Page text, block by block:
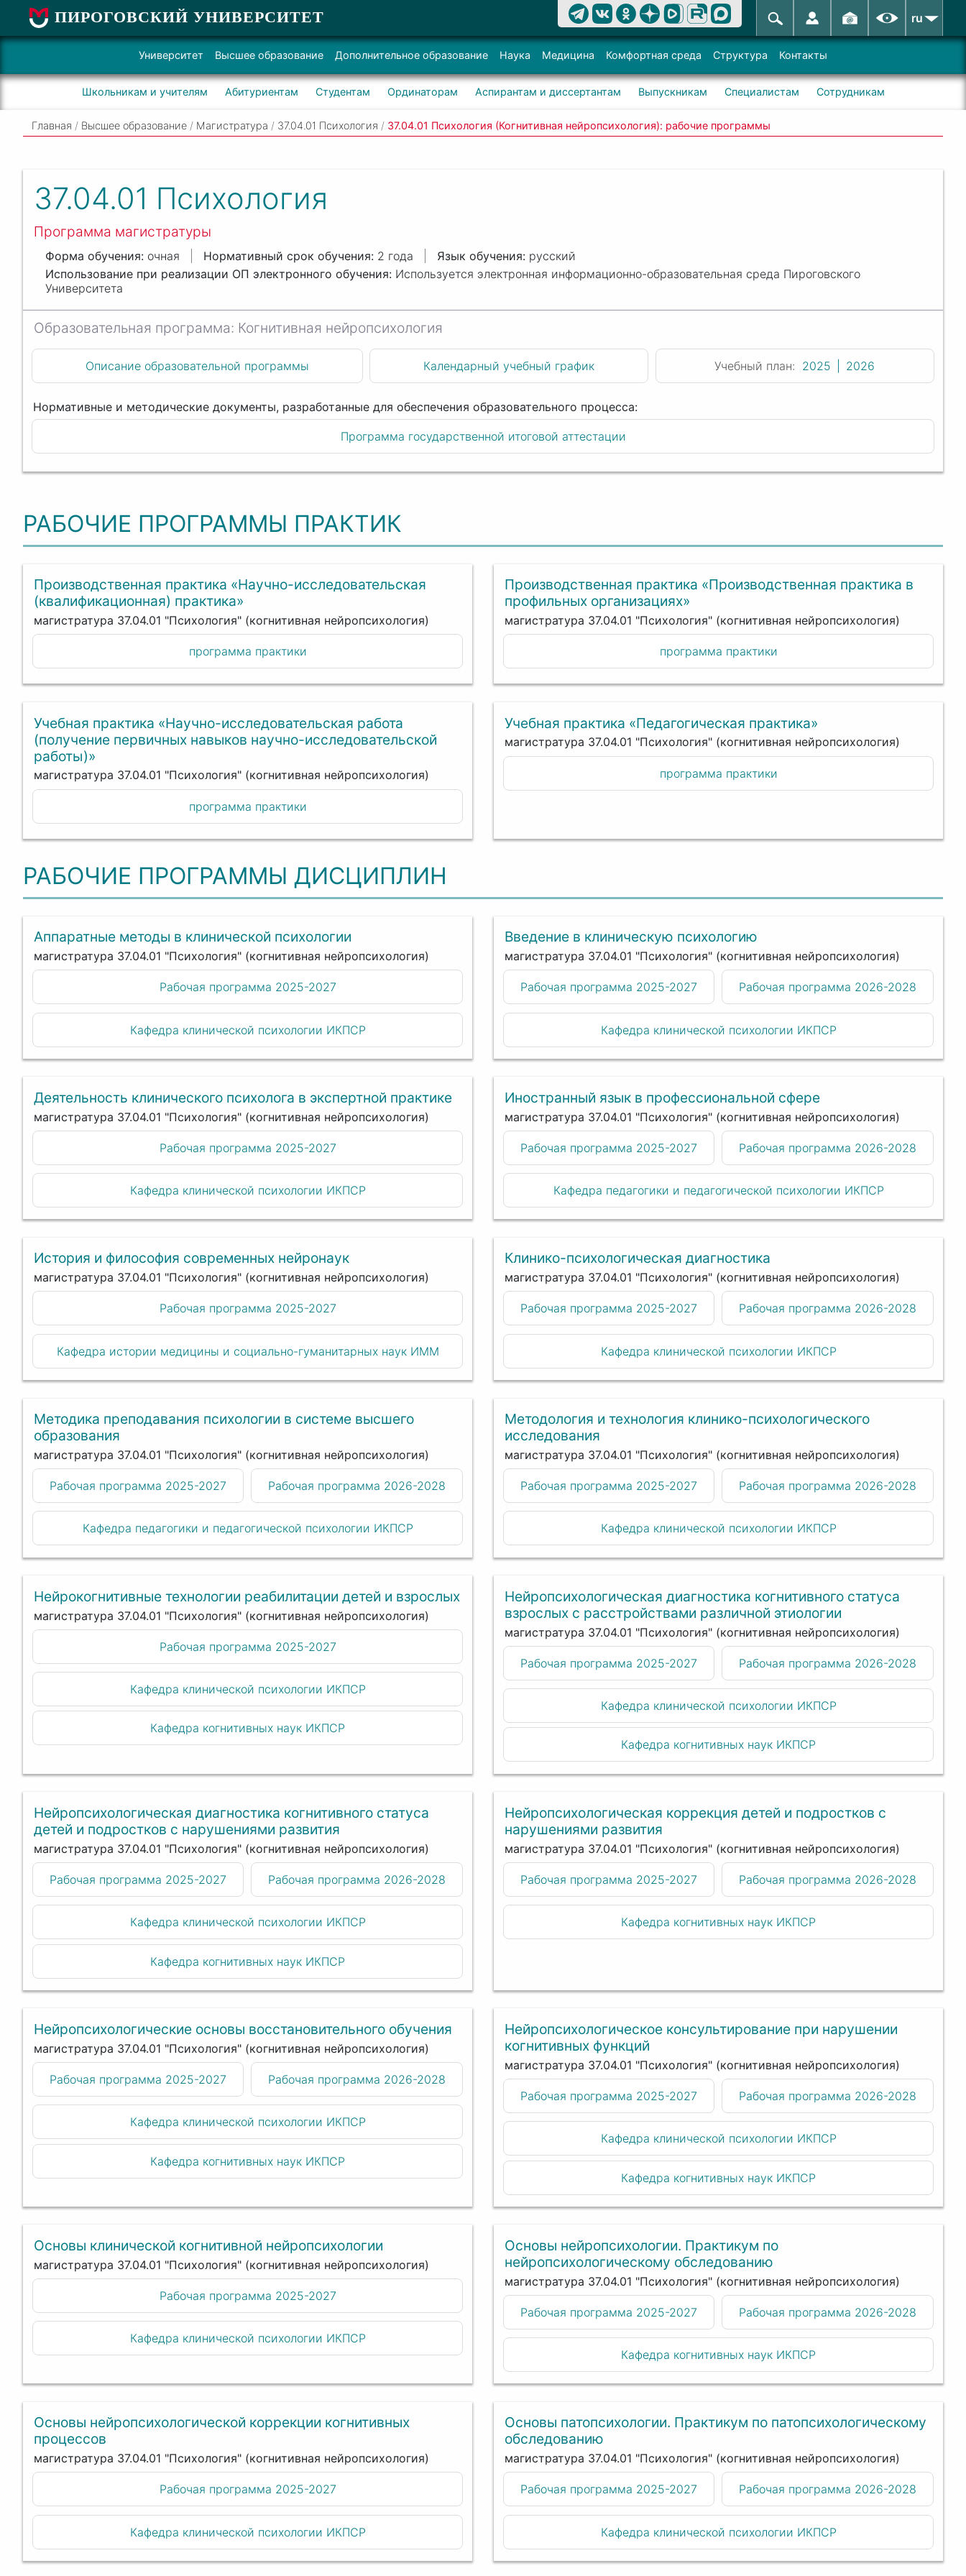
ПИРОГОВСКИЙ УНИВЕРСИТЕТ ru
Университет Высшее образование Дополнительное образование Наука Медицина Комфортная среда Структура Контакты
Школьникам и учителям Абитуриентам Студентам Ординаторам Аспирантам и диссертантам Выпускникам Специалистам Сотрудникам
Главная / Высшее образование / Магистратура / 37.04.01 Психология / 37.04.01 Психология (Когнитивная нейропсихология): рабочие программы
37.04.01 Психология
Программа магистратуры
очная 2 года
русский
Используется электронная информационно-образовательная среда Пироговского
Университета
Когнитивная нейропсихология
Описание образовательной программы Календарный учебный график Учебный план: 2025 2026
Программа государственной итоговой аттестации
РАБОЧИЕ ПРОГРАММЫ ПРАКТИК
Производственная практика «Научно-исследовательская
(квалификационная) практика»
магистратура 37.04.01 "Психология" (когнитивная нейропсихология)
программа практики
Производственная практика «Производственная практика в
профильных организациях»
магистратура 37.04.01 "Психология" (когнитивная нейропсихология)
программа практики
Учебная практика «Научно-исследовательская работа
(получение первичных навыков научно-исследовательской
работы)»
магистратура 37.04.01 "Психология" (когнитивная нейропсихология)
программа практики
Учебная практика «Педагогическая практика»
магистратура 37.04.01 "Психология" (когнитивная нейропсихология)
программа практики
РАБОЧИЕ ПРОГРАММЫ ДИСЦИПЛИН
Аппаратные методы в клинической психологии
магистратура 37.04.01 "Психология" (когнитивная нейропсихология)
Рабочая программа 2025-2027
Кафедра клинической психологии ИКПСР
Введение в клиническую психологию
магистратура 37.04.01 "Психология" (когнитивная нейропсихология)
Рабочая программа 2025-2027 Рабочая программа 2026-2028
Кафедра клинической психологии ИКПСР
Деятельность клинического психолога в экспертной практике
магистратура 37.04.01 "Психология" (когнитивная нейропсихология)
Рабочая программа 2025-2027
Кафедра клинической психологии ИКПСР
Иностранный язык в профессиональной сфере
магистратура 37.04.01 "Психология" (когнитивная нейропсихология)
Рабочая программа 2025-2027 Рабочая программа 2026-2028
Кафедра педагогики и педагогической психологии ИКПСР
История и философия современных нейронаук
магистратура 37.04.01 "Психология" (когнитивная нейропсихология)
Рабочая программа 2025-2027
Кафедра истории медицины и социально-гуманитарных наук ИММ
Клинико-психологическая диагностика
магистратура 37.04.01 "Психология" (когнитивная нейропсихология)
Рабочая программа 2025-2027 Рабочая программа 2026-2028
Кафедра клинической психологии ИКПСР
Методика преподавания психологии в системе высшего
образования
магистратура 37.04.01 "Психология" (когнитивная нейропсихология)
Рабочая программа 2025-2027 Рабочая программа 2026-2028
Кафедра педагогики и педагогической психологии ИКПСР
Методология и технология клинико-психологического
исследования
магистратура 37.04.01 "Психология" (когнитивная нейропсихология)
Рабочая программа 2025-2027 Рабочая программа 2026-2028
Кафедра клинической психологии ИКПСР
Нейрокогнитивные технологии реабилитации детей и взрослых
магистратура 37.04.01 "Психология" (когнитивная нейропсихология)
Рабочая программа 2025-2027
Кафедра клинической психологии ИКПСР
Кафедра когнитивных наук ИКПСР
Нейропсихологическая диагностика когнитивного статуса
взрослых с расстройствами различной этиологии
магистратура 37.04.01 "Психология" (когнитивная нейропсихология)
Рабочая программа 2025-2027 Рабочая программа 2026-2028
Кафедра клинической психологии ИКПСР
Кафедра когнитивных наук ИКПСР
Нейропсихологическая диагностика когнитивного статуса
детей и подростков с нарушениями развития
магистратура 37.04.01 "Психология" (когнитивная нейропсихология)
Рабочая программа 2025-2027 Рабочая программа 2026-2028
Кафедра клинической психологии ИКПСР
Кафедра когнитивных наук ИКПСР
Нейропсихологическая коррекция детей и подростков с
нарушениями развития
магистратура 37.04.01 "Психология" (когнитивная нейропсихология)
Рабочая программа 2025-2027 Рабочая программа 2026-2028
Кафедра когнитивных наук ИКПСР
Нейропсихологические основы восстановительного обучения
магистратура 37.04.01 "Психология" (когнитивная нейропсихология)
Рабочая программа 2025-2027 Рабочая программа 2026-2028
Кафедра клинической психологии ИКПСР
Кафедра когнитивных наук ИКПСР
Нейропсихологическое консультирование при нарушении
когнитивных функций
магистратура 37.04.01 "Психология" (когнитивная нейропсихология)
Рабочая программа 2025-2027 Рабочая программа 2026-2028
Кафедра клинической психологии ИКПСР
Кафедра когнитивных наук ИКПСР
Основы клинической когнитивной нейропсихологии
магистратура 37.04.01 "Психология" (когнитивная нейропсихология)
Рабочая программа 2025-2027
Кафедра клинической психологии ИКПСР
Основы нейропсихологии. Практикум по
нейропсихологическому обследованию
магистратура 37.04.01 "Психология" (когнитивная нейропсихология)
Рабочая программа 2025-2027 Рабочая программа 2026-2028
Кафедра когнитивных наук ИКПСР
Основы нейропсихологической коррекции когнитивных
процессов
магистратура 37.04.01 "Психология" (когнитивная нейропсихология)
Рабочая программа 2025-2027
Кафедра клинической психологии ИКПСР
Основы патопсихологии. Практикум по патопсихологическому
обследованию
магистратура 37.04.01 "Психология" (когнитивная нейропсихология)
Рабочая программа 2025-2027 Рабочая программа 2026-2028
Кафедра клинической психологии ИКПСР